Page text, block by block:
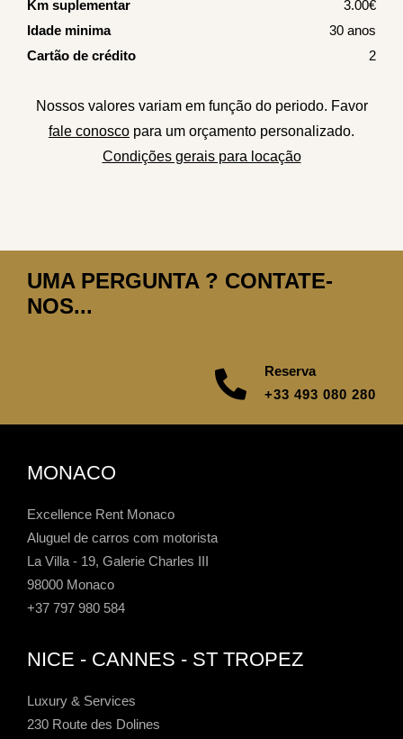
Km suplementar
3.00€
Idade minima
30 anos
Cartão de crédito
2
Nossos valores variam em função do periodo. Favor
fale conosco para um orçamento personalizado.
Condições gerais para locação
UMA PERGUNTA ? CONTATE-
NOS...
Reserva
+33 493 080 280
MONACO
Excellence Rent Monaco
Aluguel de carros com motorista
La Villa - 19, Galerie Charles III
98000 Monaco
+37 797 980 584
NICE - CANNES - ST TROPEZ
Luxury & Services
230 Route des Dolines